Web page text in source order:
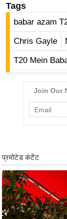
या
सा
हि
ज
न्यू
ज
ब्री
फ
म
Tags
babar azam
Chris Gayle
T20 Mein